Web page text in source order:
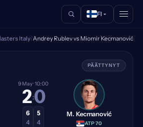
FI
vs Miomir
Italy/Andrey Rublev vs Miomir Kecmanović
PÄÄTTYNYT
9 May· 10:00
2:0
6
4
5
4
M. Kecmanović
·ATP 70